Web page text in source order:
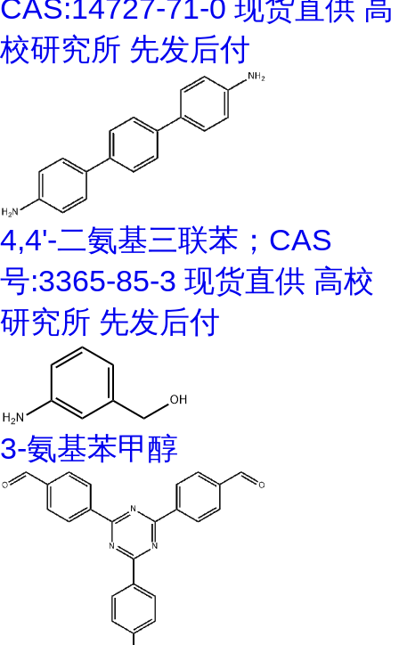
CAS:14727-71-0 现货直供 高
校研究所 先发后付
4,4'-二氨基三联苯；CAS
号:3365-85-3 现货直供 高校
研究所 先发后付
3-氨基苯甲醇